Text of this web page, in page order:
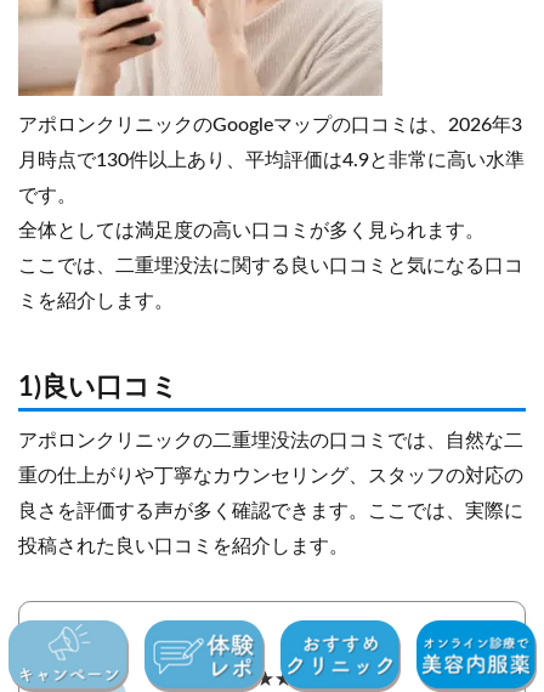
アポロンクリニックのGoogleマップの口コミは、2026年3
月時点で130件以上あり、平均評価は4.9と非常に高い水準
です。
全体としては満足度の高い口コミが多く見られます。
ここでは、二重埋没法に関する良い口コミと気になる口コ
ミを紹介します。
1)良い口コミ
アポロンクリニックの二重埋没法の口コミでは、自然な二
重の仕上がりや丁寧なカウンセリング、スタッフの対応の
良さを評価する声が多く確認できます。ここでは、実際に
投稿された良い口コミを紹介します。
ぴすたちお★★★★★